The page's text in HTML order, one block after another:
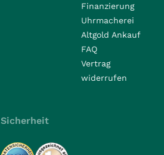
Finanzierung
Uhrmacherei
Altgold Ankauf
FAQ
Vertrag
widerrufen
Sicherheit